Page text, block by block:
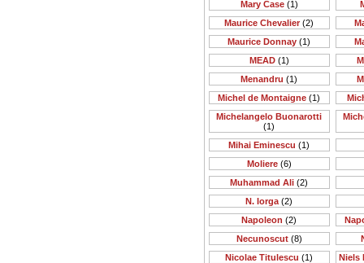
Mary Case(1)
Maurice Chevalier (2)
Maurice Donnay (1)
MEAD(1)
Menandru (1)
Michel de Montaigne (1)
Michelangelo Buonarotti
(1)
Mihai Eminescu (1)
Moliere(6)
Muhammad Ali (2)
N. Iorga (2)
Napoleon (2)
Necunoscut(8)
Nicolae Titulescu (1)
Niels